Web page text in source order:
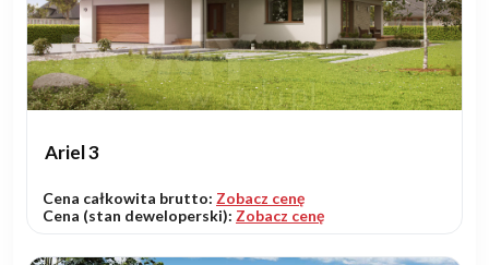
Ariel 3
Cena całkowita brutto: Zobacz cenę
Cena (stan deweloperski): Zobacz cenę